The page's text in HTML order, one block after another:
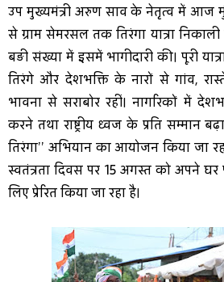
उप मुख्यमंत्री अरुण साव के नेतृत्व में आज
से ग्राम सेमरसल तक तिरंगा यात्रा
बड़ी संख्या में इसमें भागीदारी की। पूरी
तिरंगे और देशभक्ति के नारों से गांव,
भावना से सराबोर रहीं। नागरिकों में
करने तथा राष्ट्रीय ध्वज के प्रति सम्मान
तिरंगा’’ अभियान का आयोजन किया जा
स्वतंत्रता दिवस पर 15 अगस्त को अपने घर
लिए प्रेरित किया जा रहा है।